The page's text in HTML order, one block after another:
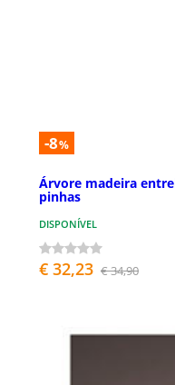
-8%
Árvore madeira
pinhas
DISPONÍVEL
€ 32,23 € 34,90